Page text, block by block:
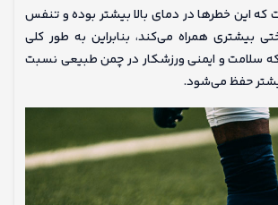
که این خطرها در دمای بالا بیشتر بوده و تنفس
بیشتری همراه می‌کند، بنابراین به طور کلی
سلامت و ایمنی ورزشکار در چمن طبیعی نسبت
حفظ می‌شود.